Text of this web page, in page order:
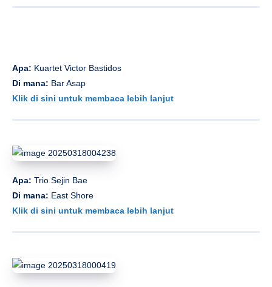
Apa: Kuartet Victor Bastidos
Di mana: Bar Asap
Klik di sini untuk membaca lebih lanjut
Apa: Trio Sejin Bae
Di mana: East Shore
Klik di sini untuk membaca lebih lanjut